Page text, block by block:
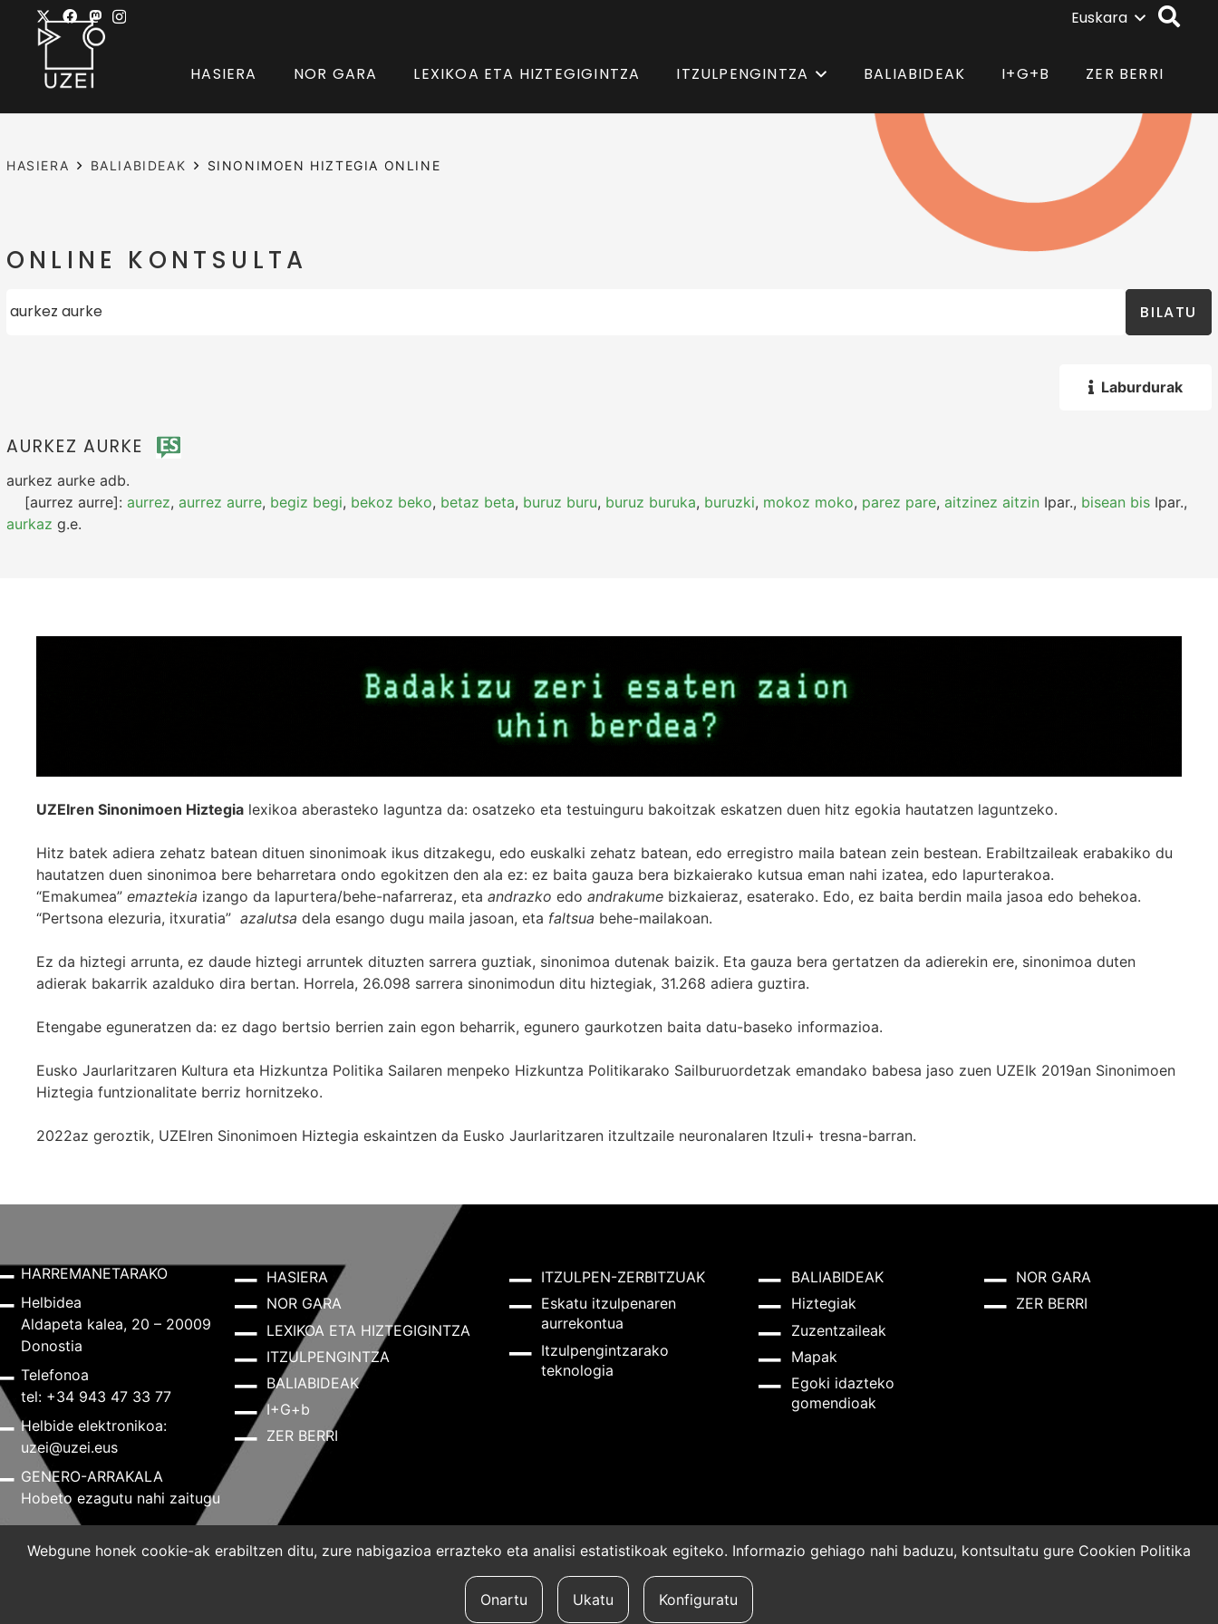
Euskara
HASIERA NOR GARA LEXIKOA ETA HIZTEGIGINTZA ITZULPENGINTZA BALIABIDEAK I+G+B ZER BERRI
HASIERA BALIABIDEAK SINONIMOEN HIZTEGIA ONLINE
ONLINE KONTSULTA
BILATU
Laburdurak
AURKEZ AURKE
aurkez aurke adb.
[aurrez aurre]: aurrez, aurrez aurre, begiz begi, bekoz beko, betaz beta, buruz buru, buruz buruka, buruzki, mokoz moko, parez pare, aitzinez aitzin Ipar., bisean bis Ipar.,
aurkaz g.e.
UZEIren Sinonimoen Hiztegia lexikoa aberasteko laguntza da: osatzeko eta testuinguru bakoitzak eskatzen duen hitz egokia hautatzen laguntzeko.
Hitz batek adiera zehatz batean dituen sinonimoak ikus ditzakegu, edo euskalki zehatz batean, edo erregistro maila batean zein bestean. Erabiltzaileak erabakiko du
hautatzen duen sinonimoa bere beharretara ondo egokitzen den ala ez: ez baita gauza bera bizkaierako kutsua eman nahi izatea, edo lapurterakoa.
“Emakumea” emaztekia izango da lapurtera/behe-nafarreraz, eta andrazko edo andrakume bizkaieraz, esaterako. Edo, ez baita berdin maila jasoa edo behekoa.
“Pertsona elezuria, itxuratia” azalutsa dela esango dugu maila jasoan, eta faltsua behe-mailakoan.
Ez da hiztegi arrunta, ez daude hiztegi arruntek dituzten sarrera guztiak, sinonimoa dutenak baizik. Eta gauza bera gertatzen da adierekin ere, sinonimoa duten
adierak bakarrik azalduko dira bertan. Horrela, 26.098 sarrera sinonimodun ditu hiztegiak, 31.268 adiera guztira.
Etengabe eguneratzen da: ez dago bertsio berrien zain egon beharrik, egunero gaurkotzen baita datu-baseko informazioa.
Eusko Jaurlaritzaren Kultura eta Hizkuntza Politika Sailaren menpeko Hizkuntza Politikarako Sailburuordetzak emandako babesa jaso zuen UZEIk 2019an Sinonimoen
Hiztegia funtzionalitate berriz hornitzeko.
2022az geroztik, UZEIren Sinonimoen Hiztegia eskaintzen da Eusko Jaurlaritzaren itzultzaile neuronalaren Itzuli+ tresna-barran.
HARREMANETARAKO
Helbidea
Aldapeta kalea, 20 – 20009
Donostia
Telefonoa
tel: +34 943 47 33 77
Helbide elektronikoa:
uzei@uzei.eus
GENERO-ARRAKALA
Hobeto ezagutu nahi zaitugu
HASIERA
NOR GARA
LEXIKOA ETA HIZTEGIGINTZA
ITZULPENGINTZA
BALIABIDEAK
I+G+b
ZER BERRI
ITZULPEN-ZERBITZUAK
Eskatu itzulpenaren
aurrekontua
Itzulpengintzarako
teknologia
BALIABIDEAK
Hiztegiak
Zuzentzaileak
Mapak
Egoki idazteko
gomendioak
NOR GARA
ZER BERRI
Lege-oharra Cookie-politika
Webgune honek cookie-ak erabiltzen ditu, zure nabigazioa errazteko eta analisi estatistikoak egiteko. Informazio gehiago nahi baduzu, kontsultatu gure Cookien Politika
Onartu Ukatu Konfiguratu